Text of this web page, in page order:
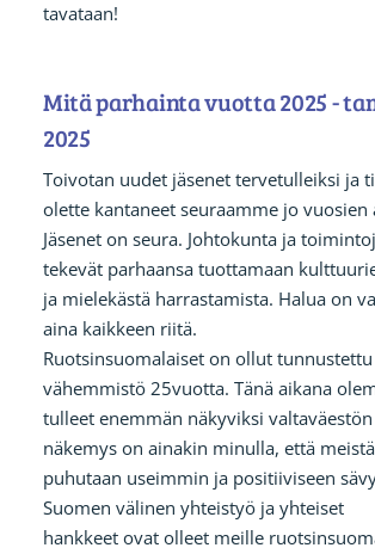
tavataan!
Mitä parhainta vuotta 2025 -
2025
Toivotan uudet jäsenet tervetulleiksi ja
olette kantaneet seuraamme jo vuosien
Jäsenet on seura. Johtokunta ja
tekevät parhaansa tuottamaan
ja mielekästä harrastamista. Halua on
aina kaikkeen riitä.
Ruotsinsuomalaiset on ollut
vähemmistö 25vuotta. Tänä aikana
tulleet enemmän näkyviksi valtaväestön
näkemys on ainakin minulla, että meistä
puhutaan useimmin ja positiiviseen
Suomen välinen yhteistyö ja yhteiset
hankkeet ovat olleet meille